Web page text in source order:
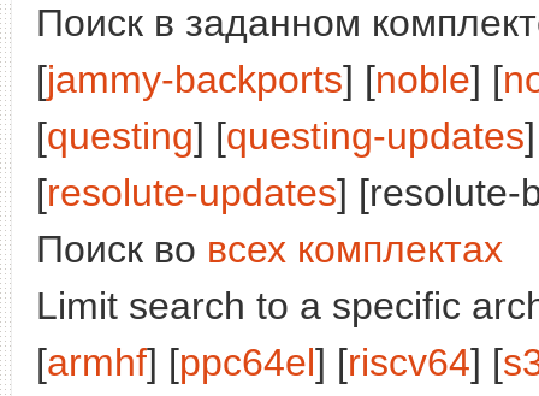
Поиск в заданном
[jammy-backports] [noble] [
[questing] [questing-updates
[resolute-updates] [resolute-
Поиск во всех комплектах
Limit search to a specific
[armhf] [ppc64el] [riscv64] [